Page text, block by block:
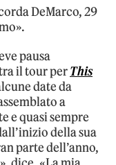
DeMarco, 29
pausa
il tour perThis
date da
a
e quasi sempre
della sua
parte dell’anno,